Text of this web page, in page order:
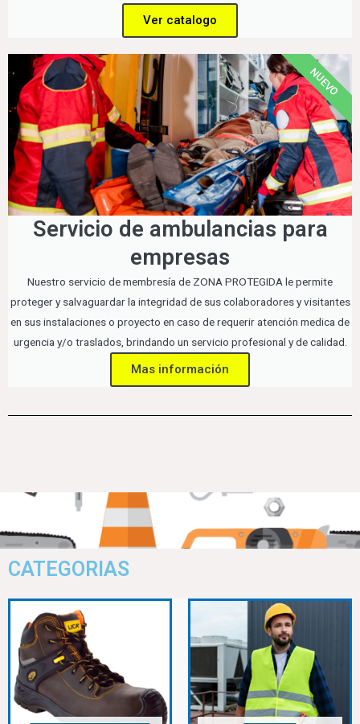
Ver catalogo
Servicio de ambulancias para
empresas
Nuestro servicio de membresía de ZONA PROTEGIDA le permite
proteger y salvaguardar la integridad de sus colaboradores y visitantes
en sus instalaciones o proyecto en caso de requerir atención medica de
urgencia y/o traslados, brindando un servicio profesional y de calidad.
Mas información
NUEVO
CATEGORIAS